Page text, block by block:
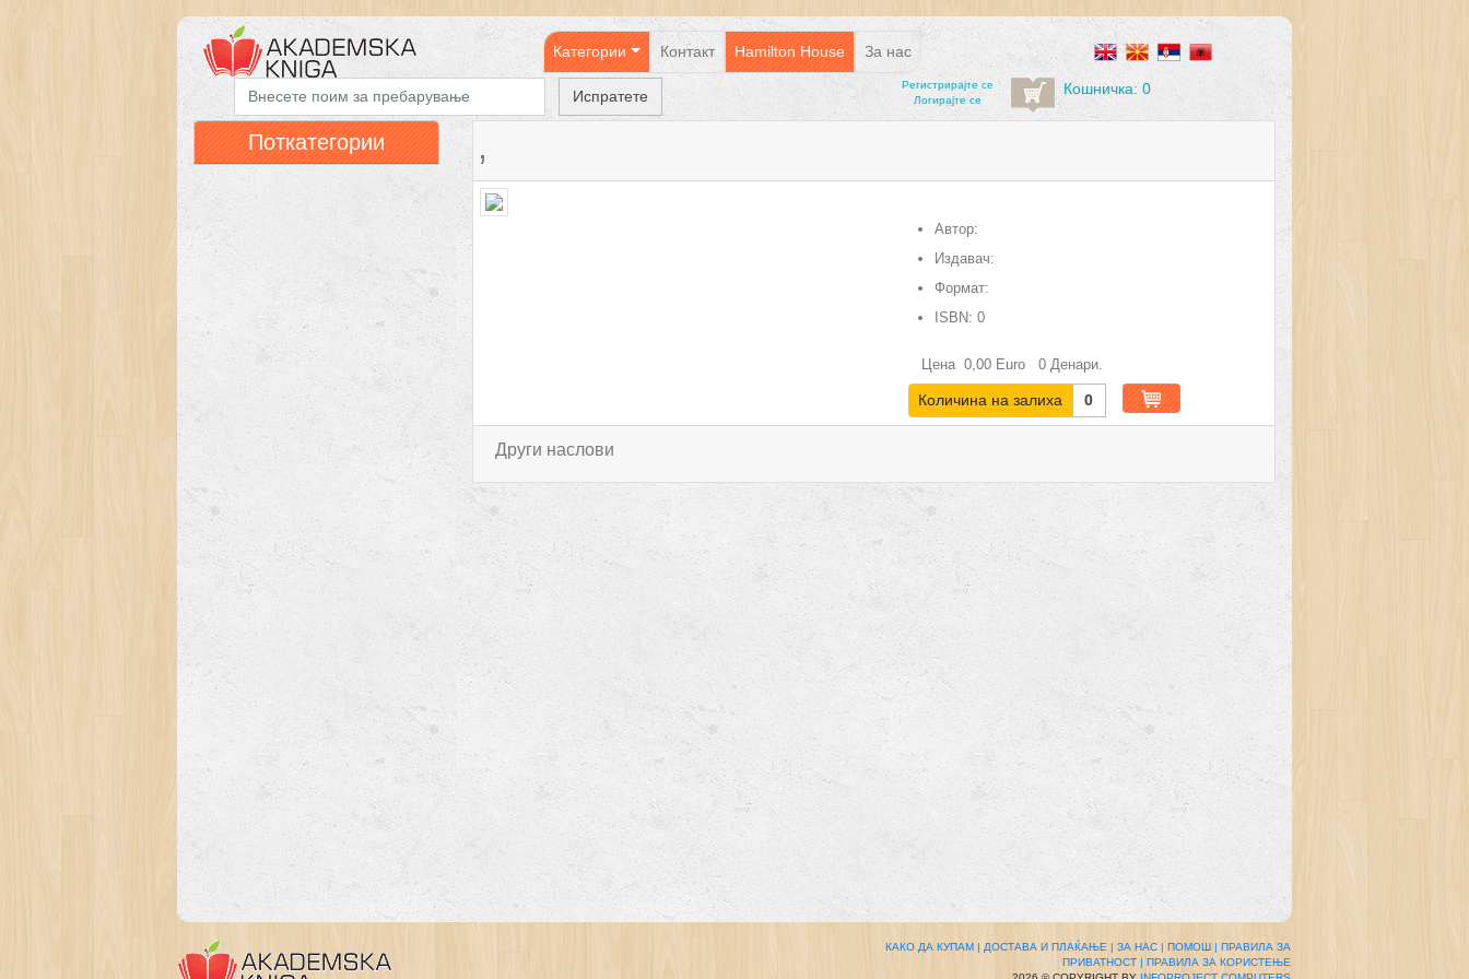
Категории Контакт Hamilton House За нас
Регистрирајтe се
Логирајте се
Кошничка: 0
,
Автор:
Издавач:
Формат:
ISBN: 0
Цена 0,00 Euro0 Денари.
Количина на залиха 0
Други наслови
Поткатегории
КАКО ДА КУПАМ | ДОСТАВА И ПЛАЌАЊЕ | ЗА НАС | ПОМОШ |
ПРАВИЛА ЗА
ПРИВАТНОСТ |
ПРАВИЛА ЗА КОРИСТЕЊЕ